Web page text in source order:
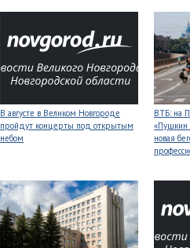
В августе в Великом Новгороде
пройдут концерты под открытым
небом
ВТБ: на
«Пушкин
новая